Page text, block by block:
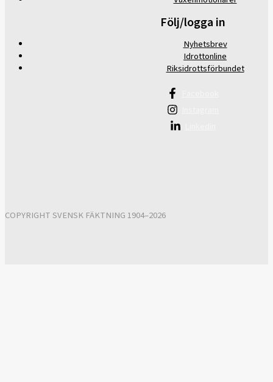
Följ/logga in
Nyhetsbrev
Idrottonline
Riksidrottsförbundet
COPYRIGHT SVENSK FÄKTNING 1904–2026